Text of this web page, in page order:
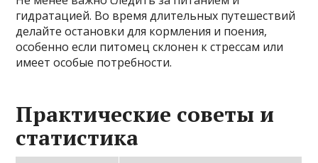
гидратацией. Во время длительных путешествий
делайте остановки для кормления и поения,
особенно если питомец склонен к стрессам или
имеет особые потребности.
Практические советы и
статистика